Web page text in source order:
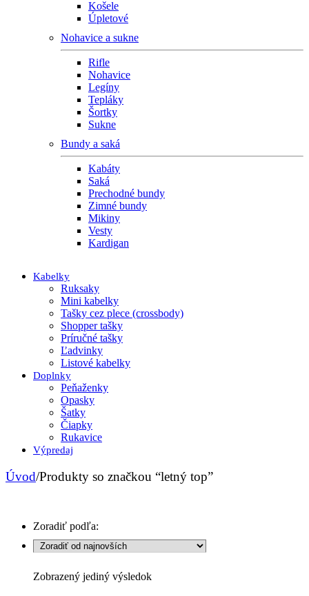
Košele
Úpletové
Nohavice a sukne
Rifle
Nohavice
Legíny
Tepláky
Šortky
Sukne
Bundy a saká
Kabáty
Saká
Prechodné bundy
Zimné bundy
Mikiny
Vesty
Kardigan
Kabelky
Ruksaky
Mini kabelky
Tašky cez plece (crossbody)
Shopper tašky
Príručné tašky
Ľadvinky
Listové kabelky
Doplnky
Peňaženky
Opasky
Šatky
Čiapky
Rukavice
Výpredaj
Úvod/Produkty so značkou “letný top”
Zoradiť podľa:
Zobrazený jediný výsledok